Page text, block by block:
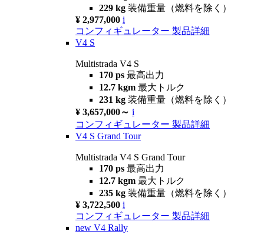
229 kg 装備重量（燃料を除く）
¥ 2,977,000 i
コンフィギュレーター 製品詳細
V4 S
Multistrada V4 S
170 ps 最高出力
12.7 kgm 最大トルク
231 kg 装備重量（燃料を除く）
¥ 3,657,000～ i
コンフィギュレーター 製品詳細
V4 S Grand Tour
Multistrada V4 S Grand Tour
170 ps 最高出力
12.7 kgm 最大トルク
235 kg 装備重量（燃料を除く）
¥ 3,722,500 i
コンフィギュレーター 製品詳細
new V4 Rally